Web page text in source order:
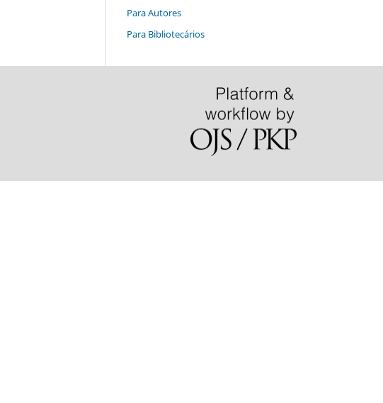
Para Autores
Para Bibliotecários